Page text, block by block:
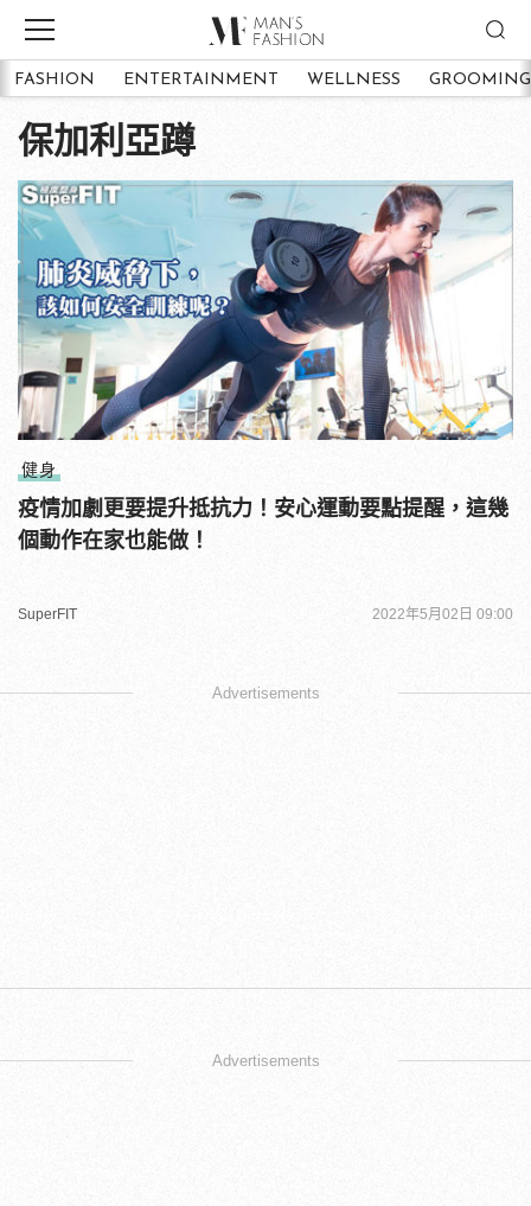
FASHION ENTERTAINMENT WELLNESS GROOMING
保加利亞蹲
健身
疫情加劇更要提升抵抗力！安心運動要點提醒，這幾
個動作在家也能做！
SuperFIT 2022年5月02日 09:00
Advertisements
Advertisements